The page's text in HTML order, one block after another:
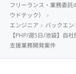
フリーランス・業務委
ウドテック）
エンジニア
バックエン
【PHP/週5日/池袋】自
支援業務開発案件